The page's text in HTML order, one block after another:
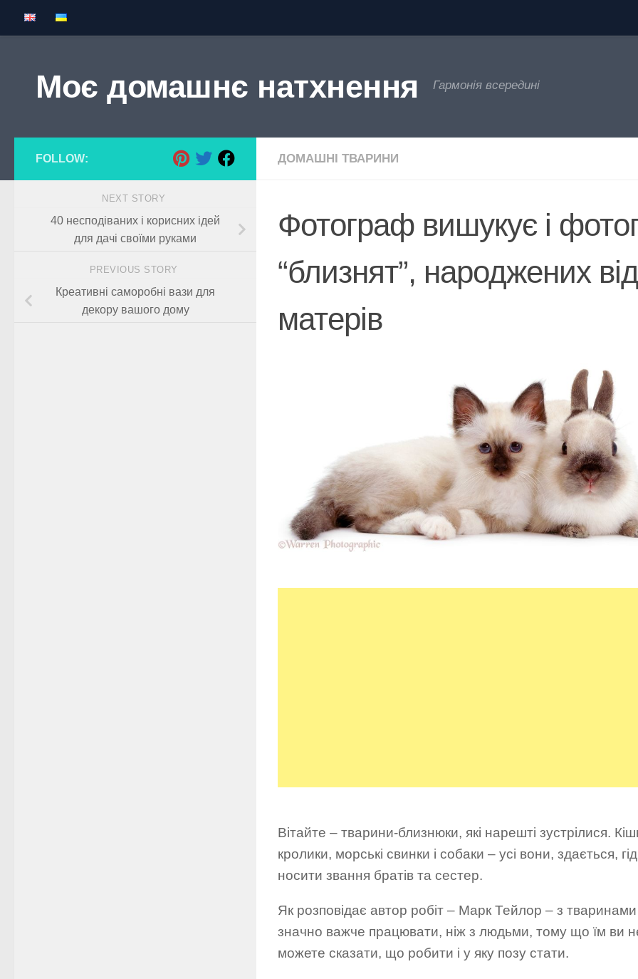
Skip to content
Моє домашнє натхнення Гармонія всередині
ДОМАШНІ ТВАРИНИ
Фотограф вишукує і
“близнят”, народжених
матерів
Вітайте – тварини-близнюки, які нарешті зустрілися.
кролики, морські свинки і собаки – усі вони, здається,
носити звання братів та сестер.
Як розповідає автор робіт – Марк Тейлор – з тваринами
значно важче працювати, ніж з людьми, тому що їм ви
можете сказати, що робити і у яку позу стати.
FOLLOW:
NEXT STORY
40 несподіваних і корисних ідей
для дачі своїми руками
PREVIOUS STORY
Креативні саморобні вази для
декору вашого дому